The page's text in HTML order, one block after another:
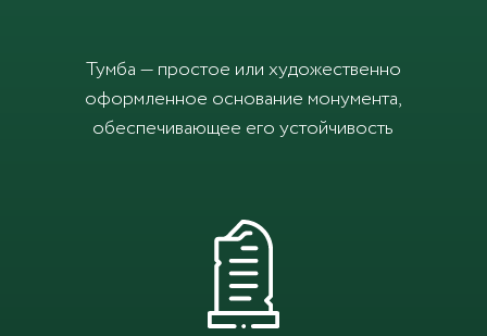
Тумба — простое или художественно
оформленное основание монумента,
обеспечивающее его устойчивость